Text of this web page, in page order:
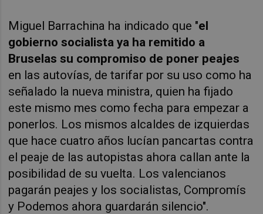
Miguel Barrachina ha indicado que "el
gobierno socialista ya ha remitido a
Bruselas su compromiso de poner peajes
en las autovías, de tarifar por su uso como ha
señalado la nueva ministra, quien ha fijado
este mismo mes como fecha para empezar a
ponerlos. Los mismos alcaldes de izquierdas
que hace cuatro años lucían pancartas contra
el peaje de las autopistas ahora callan ante la
posibilidad de su vuelta. Los valencianos
pagarán peajes y los socialistas, Compromís
y Podemos ahora guardarán silencio".